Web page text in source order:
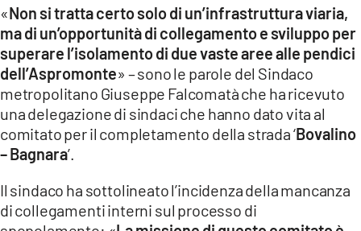
LACPLAY.IT
LACTV.IT
LACONAIR.IT
LACITYMAG.IT
ILREGGINO.IT
ILVIBONESE.IT
«Non si tratta certo solo di un’infrastruttura viaria,
ma di un’opportunità di collegamento e sviluppo per
superare l’isolamento di due vaste aree alle pendici
dell’Aspromonte» – sono le parole del Sindaco
metropolitano Giuseppe Falcomatà che ha ricevuto
una delegazione di sindaci che hanno dato vita al
comitato per il completamento della strada ‘Bovalino
– Bagnara’.
Il sindaco ha sottolineato l’incidenza della mancanza
di collegamenti interni sul processo di